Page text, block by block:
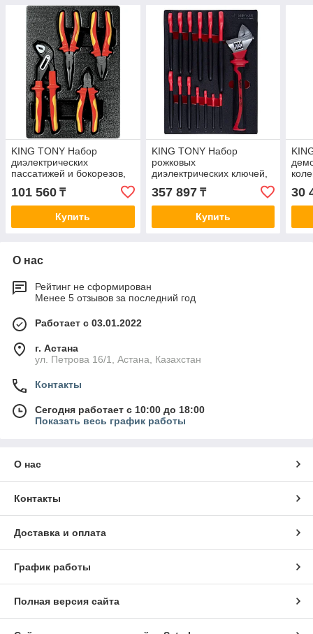
KING TONY Набор
диэлектрических
пассатижей и бокорезов,
KING TONY 9-40604GP
101 560 ₸
Купить
KING TONY Набор
рожковых
диэлектрических ключей,
предметов KING TONY 9-
901VE14MRV
357 897₸
Купить
30
О нас
Рейтинг не сформирован
Менее 5 отзывов за последний год
Работает с 03.01.2022
г. Астана
ул. Петрова 16/1, Астана, Казахстан
Контакты
Сегодня работает с 10:00 до 18:00
Показать весь график работы
О нас
Контакты
Доставка и оплата
График работы
Полная версия сайта